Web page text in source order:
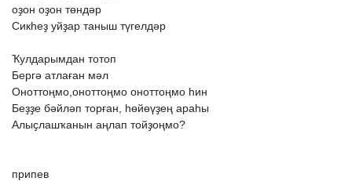
оҙон оҙон төндәр
Сикһеҙ уйҙар таныш түгелдәр
Ҡулдарымдан тотоп
Бергә атлаған мәл
Оноттоңмо,оноттоңмо оноттоңмо һин
Беҙҙе бәйләп торған, һөйөүҙең араһы
Алыҫлашҡанын аңлап тойҙоңмо?
припев